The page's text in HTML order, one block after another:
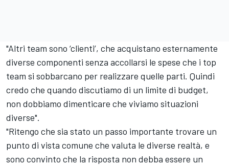
"Altri team sono ‘clienti’, che acquistano esternamente
diverse componenti senza accollarsi le spese che i top
team si sobbarcano per realizzare quelle parti. Quindi
credo che quando discutiamo di un limite di budget,
non dobbiamo dimenticare che viviamo situazioni
diverse".
"Ritengo che sia stato un passo importante trovare un
punto di vista comune che valuta le diverse realtà, e
sono convinto che la risposta non debba essere un